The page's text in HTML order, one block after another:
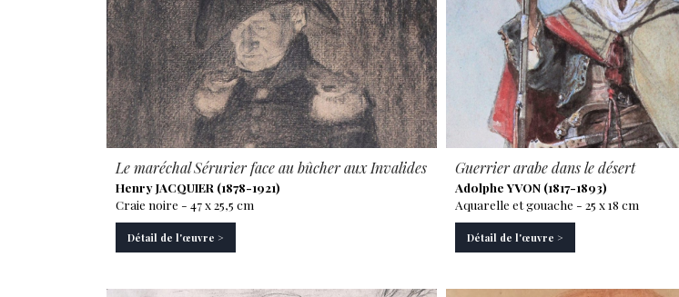
Le maréchal Sérurier face au bûcher aux Invalides
Henry JACQUIER (1878-1921)
Craie noire - 47 x 25,5 cm
Détail de l'œuvre >
Guerrier arabe dans le désert
Adolphe YVON (1817-1893)
Aquarelle et gouache - 25 x 18 cm
Détail de l'œuvre >